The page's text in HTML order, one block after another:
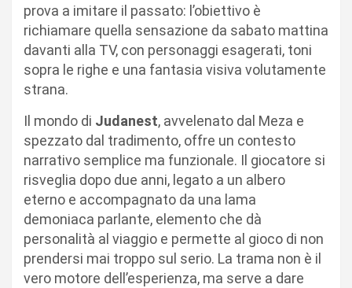
prova a imitare il passato: l’obiettivo è
richiamare quella sensazione da sabato mattina
davanti alla TV, con personaggi esagerati, toni
sopra le righe e una fantasia visiva volutamente
strana.
Il mondo di Judanest, avvelenato dal Meza e
spezzato dal tradimento, offre un contesto
narrativo semplice ma funzionale. Il giocatore si
risveglia dopo due anni, legato a un albero
eterno e accompagnato da una lama
demoniaca parlante, elemento che dà
personalità al viaggio e permette al gioco di non
prendersi mai troppo sul serio. La trama non è il
vero motore dell’esperienza, ma serve a dare